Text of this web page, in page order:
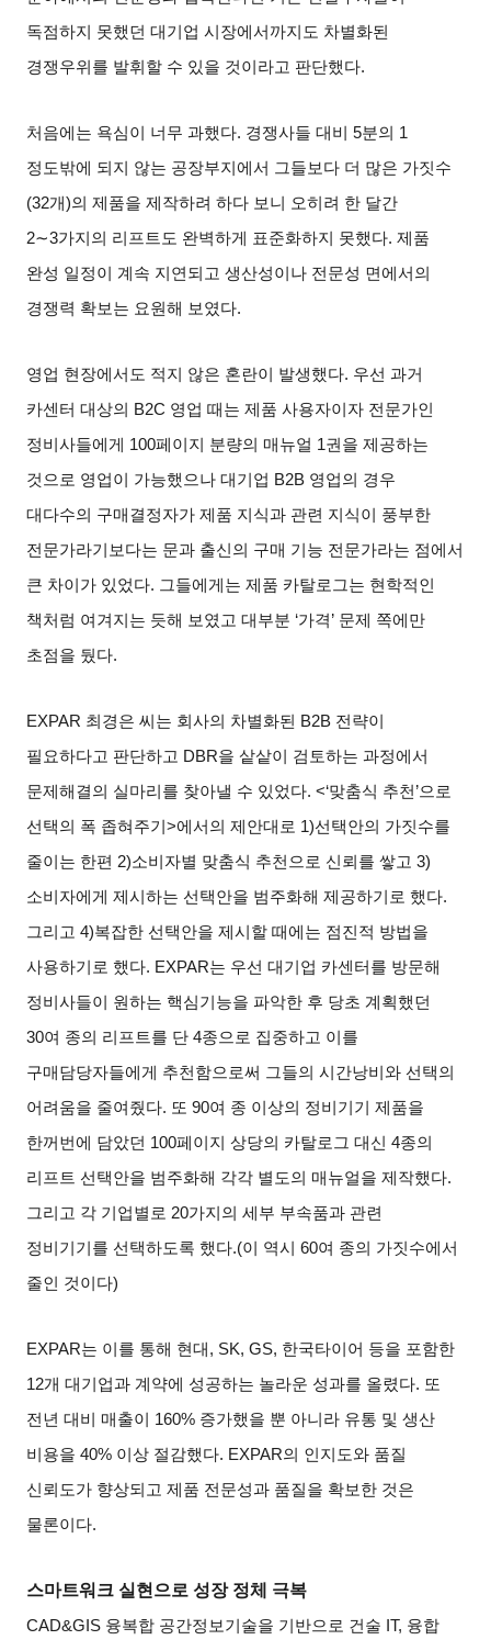
독점하지 못했던 대기업 시장에서까지도 차별화된
경쟁우위를 발휘할 수 있을 것이라고 판단했다.
처음에는 욕심이 너무 과했다. 경쟁사들 대비 5분의 1
정도밖에 되지 않는 공장부지에서 그들보다 더 많은 가짓수
(32개)의 제품을 제작하려 하다 보니 오히려 한 달간
2∼3가지의 리프트도 완벽하게 표준화하지 못했다.제품
완성 일정이 계속 지연되고 생산성이나 전문성 면에서의
경쟁력 확보는 요원해 보였다.
영업 현장에서도 적지 않은 혼란이 발생했다. 우선 과거
카센터 대상의
B2C 영업 때는 제품 사용자이자 전문가인
정비사들에게
100페이지 분량의 매뉴얼 1권을 제공하는
것으로 영업이 가능했으나 대기업 B2B 영업의 경우
대다수의 구매결정자가 제품 지식과 관련 지식이 풍부한
전문가라기보다는 문과 출신의 구매 기능 전문가라는 점에서
큰 차이가 있었다. 그들에게는 제품 카탈로그는 현학적인
책처럼 여겨지는 듯해 보였고 대부분 ‘가격’ 문제 쪽에만
초점을 뒀다.
EXPAR 최경은 씨는 회사의 차별화된 B2B 전략이
필요하다고 판단하고 DBR을 샅샅이 검토하는 과정에서
문제해결의 실마리를 찾아낼 수 있었다. <‘맞춤식 추천 ’으로
선택의 폭 좁혀주기>에서의 제안대로 1)선택안의 가짓수를
줄이는 한편 2)소비자별 맞춤식 추천으로 신뢰를 쌓고 3)
소비자에게 제시하는 선택안을 범주화해 제공하기로 했다.
그리고 4)복잡한 선택안을 제시할 때에는 점진적 방법을
사용하기로 했다. EXPAR는 우선 대기업 카센터를 방문해
정비사들이 원하는 핵심기능을 파악한 후 당초 계획했던
30여 종의 리프트를 단 4종으로 집중하고 이를
구매담당자들에게 추천함으로써 그들의 시간낭비와 선택의
어려움을 줄여줬다. 또 90여 종 이상의 정비기기 제품을
한꺼번에 담았던 100페이지 상당의 카탈로그 대신 4종의
리프트 선택안을 범주화해 각각 별도의 매뉴얼을 제작했다.
그리고 각 기업별로 20가지의 세부 부속품과 관련
정비기기를 선택하도록 했다.(이 역시 60여 종의 가짓수에서
줄인 것이다)
EXPAR는 이를 통해 현대 , SK, GS, 한국타이어 등을 포함한
12개 대기업과 계약에 성공하는 놀라운 성과를 올렸다. 또
전년 대비 매출이
160% 증가했을 뿐 아니라 유통 및 생산
비용을 40% 이상 절감했다. EXPAR의 인지도와 품질
신뢰도가 향상되고 제품 전문성과 품질을 확보한 것은
물론이다.
스마트워크 실현으로 성장 정체 극복
CAD&GIS 융복합 공간정보기술을 기반으로 건술 IT, 융합